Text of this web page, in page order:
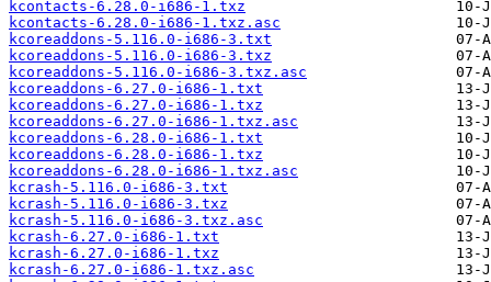
kcontacts-6.28.0-i686-1.txz
kcontacts-6.28.0-i686-1.txz.asc
kcoreaddons-5.116.0-i686-3.txt
kcoreaddons-5.116.0-i686-3.txz
kcoreaddons-5.116.0-i686-3.txz.asc
kcoreaddons-6.27.0-i686-1.txt
kcoreaddons-6.27.0-i686-1.txz
kcoreaddons-6.27.0-i686-1.txz.asc
kcoreaddons-6.28.0-i686-1.txt
kcoreaddons-6.28.0-i686-1.txz
kcoreaddons-6.28.0-i686-1.txz.asc
kcrash-5.116.0-i686-3.txt
kcrash-5.116.0-i686-3.txz
kcrash-5.116.0-i686-3.txz.asc
kcrash-6.27.0-i686-1.txt
kcrash-6.27.0-i686-1.txz
kcrash-6.27.0-i686-1.txz.asc